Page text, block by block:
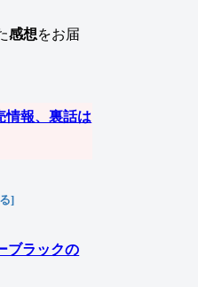
感想をお届
情報、裏話は
ブラックの